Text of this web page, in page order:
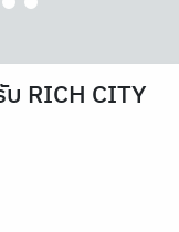
RICH CITY